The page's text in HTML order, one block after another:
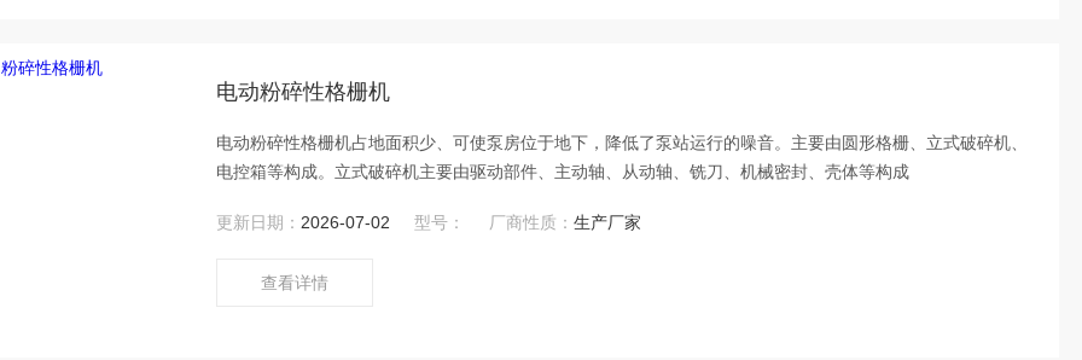
电动粉碎性格栅机
电动粉碎性格栅机占地面积少、可使泵房位于地下，降低了泵站运行的噪音。主要由圆形格栅、立式破碎机、
电控箱等构成。立式破碎机主要由驱动部件、主动轴、从动轴、铣刀、机械密封、壳体等构成
更新日期： 2026-07-02 型号： 厂商性质：生产厂家
查看详情